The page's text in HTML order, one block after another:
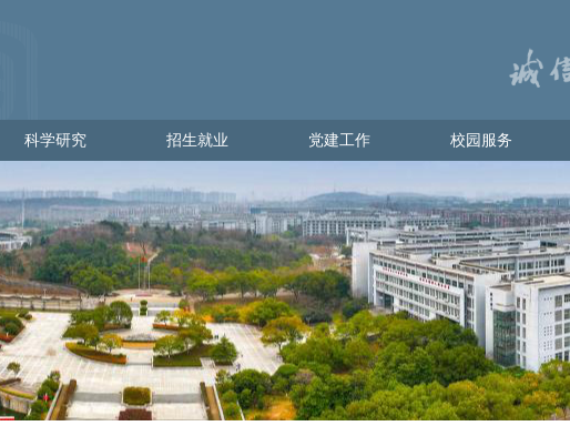
学研究
科研管理
科研动态
招生就业
出彩金审人
招生网
就业网
党建工作
党建通知
党员发展
党员教育
党员管理
党校工作
党日活动
政策文件
下载专区
校园服务
人才招聘
图书资源
电话查询
共享物资
科学研究 招生就业 党建工作 校园服务